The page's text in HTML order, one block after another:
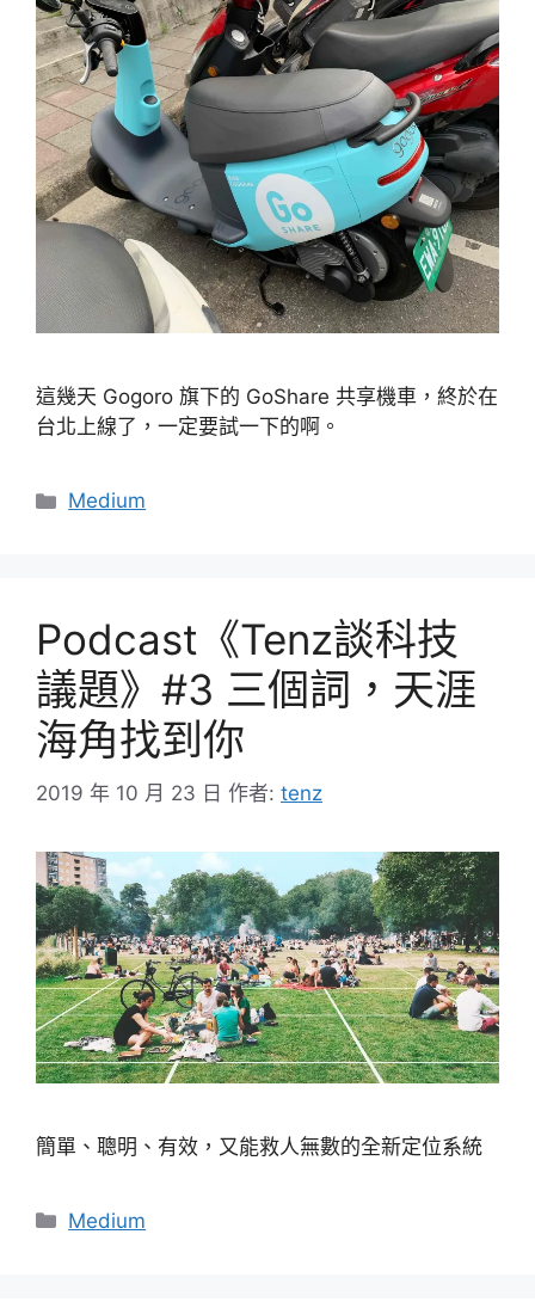
這幾天 Gogoro 旗下的 GoShare 共享機車，終於在
台北上線了，一定要試一下的啊。
分
Medium
Podcast《Tenz談科技
議題》#3 三個詞，天涯
海角找到你
2019 年 10 月 23 日 作者: tenz
簡單、聰明、有效，又能救人無數的全新定位系統
分
Medium